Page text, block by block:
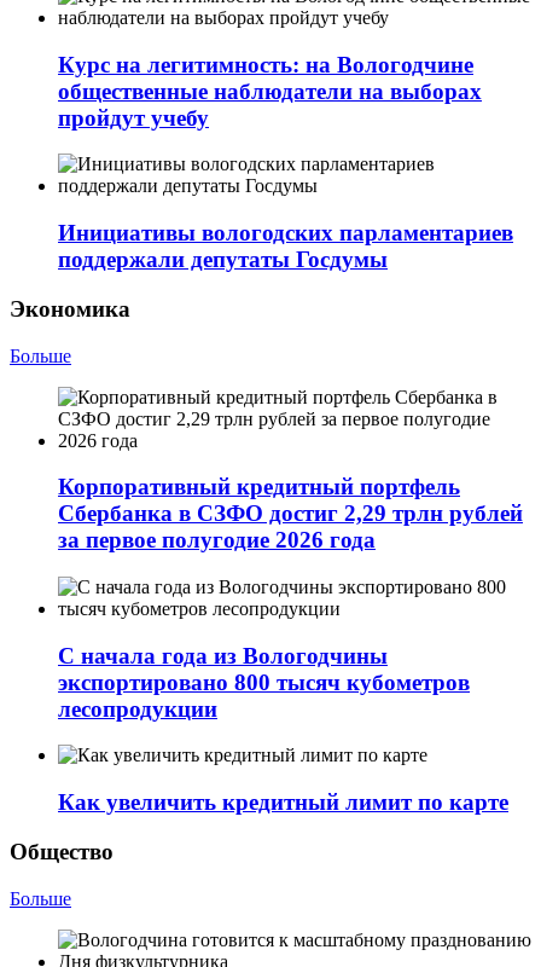
Курс на легитимность: на Вологодчине
общественные наблюдатели на выборах
пройдут учебу
Инициативы вологодских парламентариев
поддержали депутаты Госдумы
Экономика
Больше
Корпоративный кредитный портфель
Сбербанка в СЗФО достиг 2,29 трлн рублей
за первое полугодие 2026 года
С начала года из Вологодчины
экспортировано 800 тысяч кубометров
лесопродукции
Как увеличить кредитный лимит по карте
Общество
Больше